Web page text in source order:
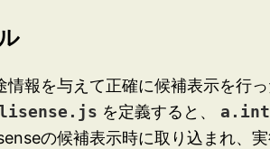
報を与えて正確に候補表示を行
を定義すると、
の候補表示時に取り込まれ、実